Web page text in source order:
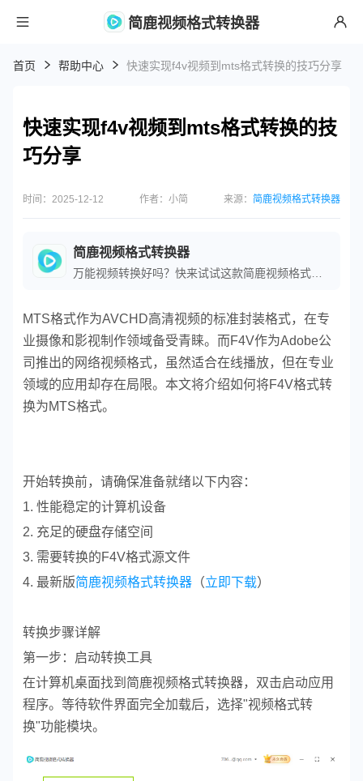
简鹿视频格式转换器
首页 帮助中心 快速实现f4v视频到mts格式转换的技巧分享
快速实现f4v视频到mts格式转换的技
巧分享
时间：2025-12-12 作者：小简 来源： 简鹿视频格式转换器
简鹿视频格式转换器
MTS格式作为AVCHD高清视频的标准封装格式，在专
业摄像和影视制作领域备受青睐。而F4V作为Adobe公
司推出的网络视频格式，虽然适合在线播放，但在专业
领域的应用却存在局限。本文将介绍如何将F4V格式转
换为MTS格式。
开始转换前，请确保准备就绪以下内容：
1. 性能稳定的计算机设备
2. 充足的硬盘存储空间
3. 需要转换的F4V格式源文件
4. 最新版简鹿视频格式转换器 （立即下载）
转换步骤详解
第一步：启动转换工具
在计算机桌面找到简鹿视频格式转换器，双击启动应用
程序。等待软件界面完全加载后，选择"视频格式转
换"功能模块。